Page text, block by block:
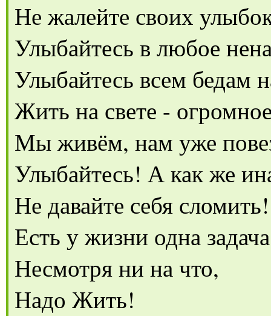
Не жалейте своих
Улыбайтесь в любое
Улыбайтесь всем бедам
Жить на свете -
Мы живём, нам уже
Улыбайтесь! А как же
Не давайте себя сломить!
Есть у жизни одна
Несмотря ни на что,
Надо Жить!